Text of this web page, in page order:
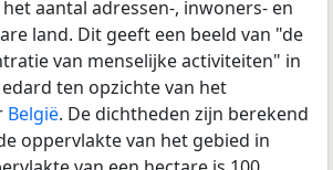
aantal adressen-, inwoners- en
land. Dit geeft een beeld van "de
van menselijke activiteiten" in
ten opzichte van het
België. De dichtheden zijn berekend
oppervlakte van het gebied in